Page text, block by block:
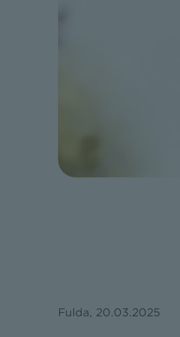
Fulda, 20.03.2025